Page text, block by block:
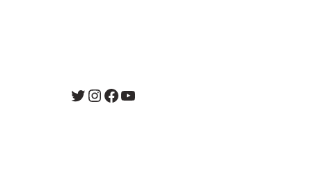
Twitter
Instagram
Facebook
YouTube